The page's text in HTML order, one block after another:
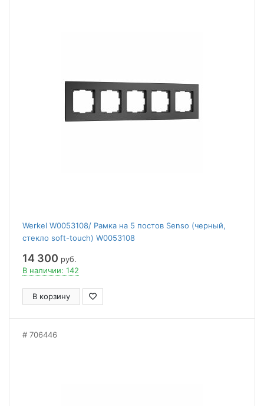
Werkel W0053108/ Рамка на 5 постов Senso (черный,
стекло soft-touch) W0053108
14 300 руб.
В наличии: 142
В корзину
706446